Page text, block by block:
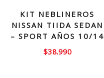
KIT NEBLINEROS
NISSAN TIIDA SEDAN
– SPORT AÑOS 10/14
$38.990